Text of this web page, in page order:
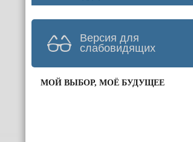
Версия для
слабовидящих
МОЙ ВЫБОР, МОЁ БУДУЩЕЕ